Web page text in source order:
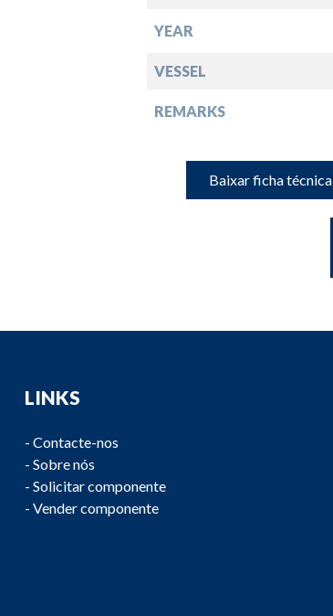
YEAR
VESSEL
REMARKS
Baixar ficha técnica
LINKS
- Contacte-nos
- Sobre nós
- Solicitar componente
- Vender componente